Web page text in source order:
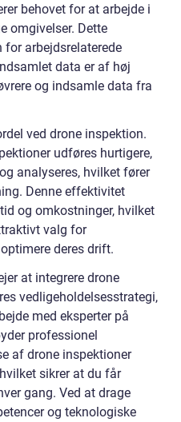
behovet for at arbejde i
omgivelser. Dette
for arbejdsrelaterede
data er af høj
og indsamle data fra
ved drone inspektion.
udføres hurtigere,
analyseres, hvilket fører
Denne effektivitet
og omkostninger, hvilket
valg for
deres drift.
at integrere drone
vedligeholdelsesstrategi,
med eksperter på
professionel
af drone inspektioner
sikrer at du får
gang. Ved at drage
og teknologiske